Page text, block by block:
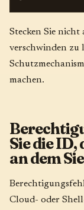
Stecken Sie nicht
verschwinden zu
machen.
Sie die ID,
an dem
Cloud- oder